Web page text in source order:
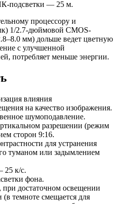
подсветки — 25 м.
процессору и
1/2.7-дюймовой CMOS-
мм) дольше ведет цветную
с улучшенной
потребляет меньше энергии.
влияния
на качество изображения.
шумоподавление.
разрешении (режим
сторон 9:16.
для устранения
туманом или задымлением
25 к/с.
фона.
достаточном освещении
темноте смещается для